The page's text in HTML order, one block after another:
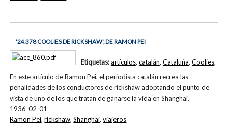
'24.378 COOLIES DE RICKSHAW', DE RAMON PEI
En este artículo de Ramon Pei, el periodista catalán recrea las
penalidades de los conductores de rickshaw adoptando el punto de
vista de uno de los que tratan de ganarse la vida en Shanghai.
1936-02-01
Etiquetas:artículos, catalán, Cataluña, Coolies,
Ramon Pei,rickshaw,Shanghai,viajeros